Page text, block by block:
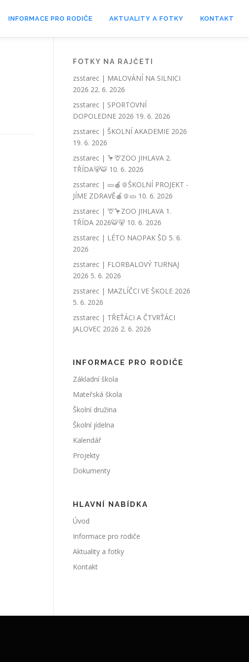
INFORMACE PRO RODIČE AKTUALITY A FOTKY KONTAKT
FOTKY NA RAJČETI
zsstarec | MALOVÁNÍ NA SILNICI
2026 22. 6. 2026
zsstarec | SPORTOVNÍ
DOPOLEDNE 2026 19. 6. 2026
zsstarec | ŠKOLNÍ AKADEMIE 2026
19. 6. 2026
zsstarec | 🦩🦒ZOO JIHLAVA 2.
TŘÍDA🐻🐯 10. 6. 2026
zsstarec | 🥒🍎🫑ŠKOLNÍ PROJEKT -
JÍME ZDRAVĚ🍎🫑🥒 10. 6. 2026
zsstarec | 🦒🦩ZOO JIHLAVA 1.
TŘÍDA 2026🐯🐻 10. 6. 2026
zsstarec | LÉTO NAOPAK ŠD 5. 6.
2026
zsstarec | FLORBALOVÝ TURNAJ
2026 5. 6. 2026
zsstarec | MAZLÍČCI VE ŠKOLE 2026
5. 6. 2026
zsstarec | TŘEŤÁCI A ČTVRŤÁCI
JALOVEC 2026 2. 6. 2026
INFORMACE PRO RODIČE
Základní škola
Mateřská škola
Školní družina
Školní jídelna
Kalendář
Projekty
Dokumenty
HLAVNÍ NABÍDKA
Úvod
Informace pro rodiče
Aktuality a fotky
Kontakt